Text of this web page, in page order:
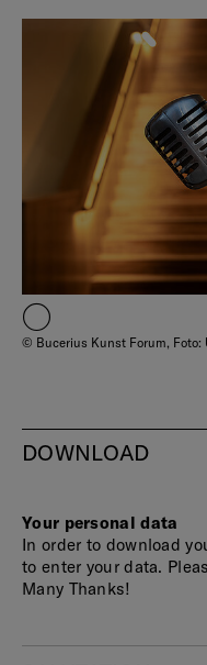
© Bucerius Kunst Forum, Foto:
DOWNLOAD
Your personal data
In order to download
to enter your data.
Many Thanks!